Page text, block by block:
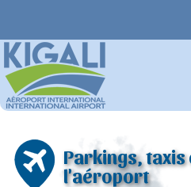
Parkings,
l'aéroport